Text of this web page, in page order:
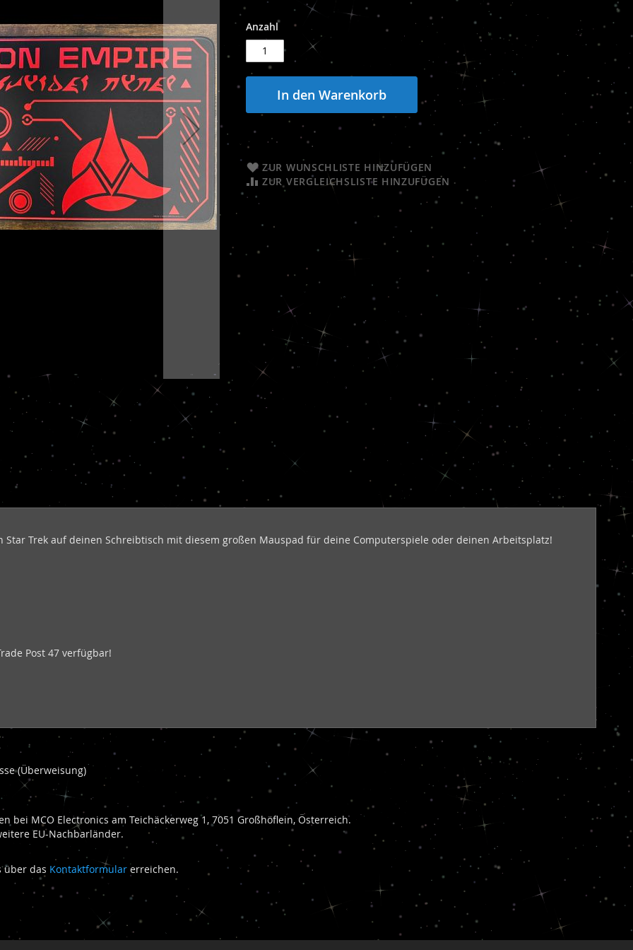
Anzahl
In den Warenkorb
ZUR WUNSCHLISTE HINZUFÜGEN
ZUR VERGLEICHSLISTE HINZUFÜGEN
Trek auf deinen Schreibtisch mit diesem großen Mauspad für deine Computerspiele oder deinen Arbeitsplatz!
Post 47 verfügbar!
(Überweisung)
MCO Electronics am Teichäckerweg 1, 7051 Großhöflein, Österreich.
EU-Nachbarländer.
über das Kontaktformular erreichen.